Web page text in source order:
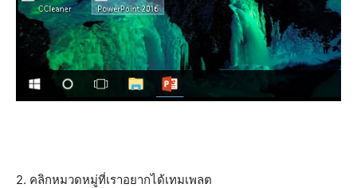
2. คลิกหมวดหมู่ที่เราอยากได้เทมเพลต